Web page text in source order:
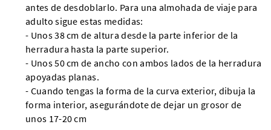
antes de desdoblarlo. Para una almohada de viaje para
adulto sigue estas medidas:
- Unos 38 cm de altura desde la parte inferior de la
herradura hasta la parte superior.
- Unos 50 cm de ancho con ambos lados de la herradura
apoyadas planas.
- Cuando tengas la forma de la curva exterior, dibuja la
forma interior, asegurándote de dejar un grosor de
unos 17-20 cm